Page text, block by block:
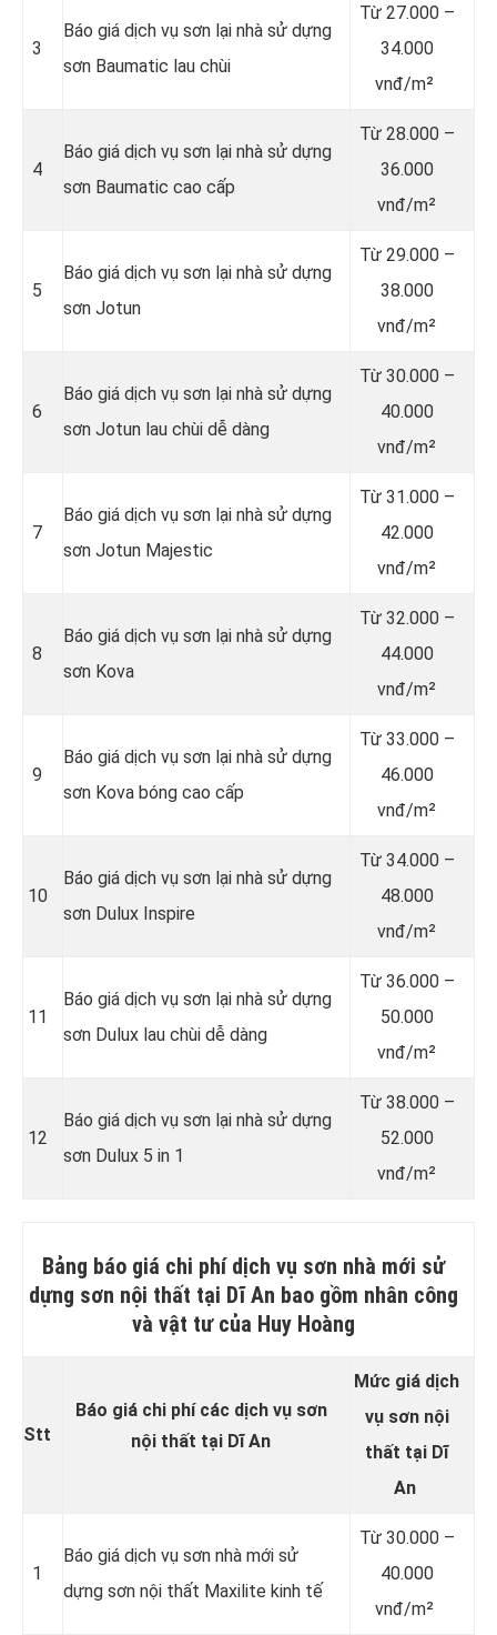
3
Báo giá dịch vụ sơn lại nhà sử dựng
sơn Baumatic lau chùi
Từ 27.000 –
34.000
vnđ/m²
4
Báo giá dịch vụ sơn lại nhà sử dựng
sơn Baumatic cao cấp
Từ 28.000 –
36.000
vnđ/m²
5
Báo giá dịch vụ sơn lại nhà sử dựng
sơn Jotun
Từ 29.000 –
38.000
vnđ/m²
6
Báo giá dịch vụ sơn lại nhà sử dựng
sơn Jotun lau chùi dễ dàng
Từ 30.000 –
40.000
vnđ/m²
7
Báo giá dịch vụ sơn lại nhà sử dựng
sơn Jotun Majestic
Từ 31.000 –
42.000
vnđ/m²
8
Báo giá dịch vụ sơn lại nhà sử dựng
sơn Kova
Từ 32.000 –
44.000
vnđ/m²
9
Báo giá dịch vụ sơn lại nhà sử dựng
sơn Kova bóng cao cấp
Từ 33.000 –
46.000
vnđ/m²
10
Báo giá dịch vụ sơn lại nhà sử dựng
sơn Dulux Inspire
Từ 34.000 –
48.000
vnđ/m²
11
Báo giá dịch vụ sơn lại nhà sử dựng
sơn Dulux lau chùi dễ dàng
Từ 36.000 –
50.000
vnđ/m²
12
Báo giá dịch vụ sơn lại nhà sử dựng
sơn Dulux 5 in 1
Từ 38.000 –
52.000
vnđ/m²
Bảng báo giá chi phí dịch vụ sơn nhà mới sử
dựng sơn nội thất tại Dĩ An bao gồm nhân công
và vật tư của Huy Hoàng
Stt
Báo giá chi phí các dịch vụ sơn
nội thất tại Dĩ An
Mức giá dịch
vụ sơn nội
thất tại Dĩ
An
1
Báo giá dịch vụ sơn nhà mới sử
dựng sơn nội thất Maxilite kinh tế
Từ 30.000 –
40.000
vnđ/m²